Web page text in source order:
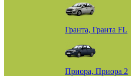
Гранта, Гранта FL
Приора, Приора 2